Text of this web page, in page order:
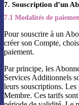
7. Souscription d’un
7.1 Modalités de
Pour souscrire à un
créer son Compte,
paiement.
Par principe, les
Services Additionnels
leurs souscriptions.
Membre. Ces tarifs